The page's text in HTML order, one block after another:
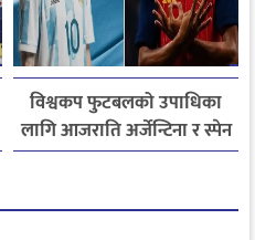
विश्वकप फुटबलको उपाधिका
लागि आजराति अर्जेन्टिना र स्पेन
खेल्दै